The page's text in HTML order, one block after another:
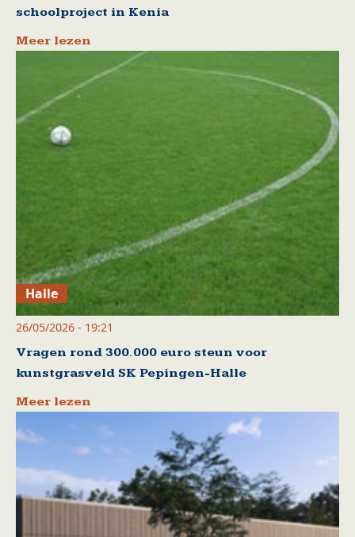
schoolproject in Kenia
Meer lezen
Halle
26/05/2026 - 19:21
Vragen rond 300.000 euro steun voor
kunstgrasveld SK Pepingen-Halle
Meer lezen